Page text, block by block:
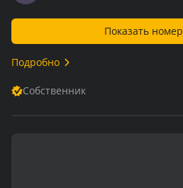
Показать номер
Подробно
Собственник